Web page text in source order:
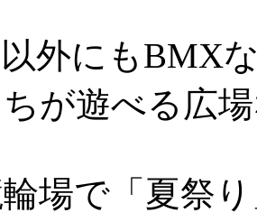
外にもBMX
が遊べる広
場で「夏祭